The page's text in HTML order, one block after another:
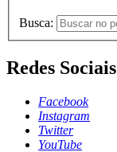
Busca:
Redes Sociais
Facebook
Instagram
Twitter
YouTube